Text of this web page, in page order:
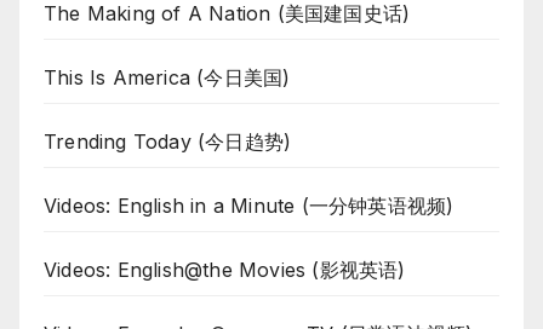
The Making of A Nation (美国建国史话)
This Is America (今日美国)
Trending Today (今日趋势)
Videos: English in a Minute (一分钟英语视频)
Videos: English@the Movies (影视英语)